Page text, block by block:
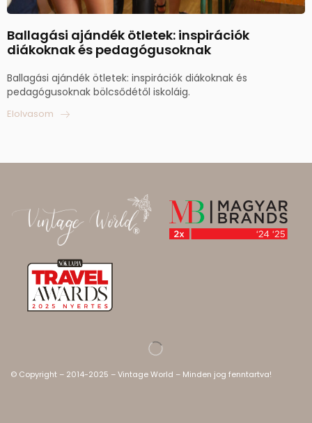
Ballagási ajándék ötletek: inspirációk
diákoknak és pedagógusoknak
Ballagási ajándék ötletek: inspirációk diákoknak és
pedagógusoknak bölcsődétől iskoláig.
Elolvasom
© Copyright – 2014-2025 – Vintage World – Minden jog fenntartva!